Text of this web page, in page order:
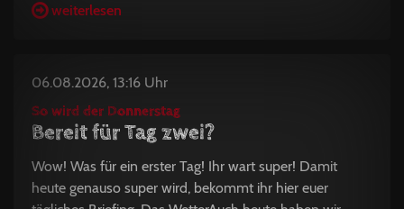
weiterlesen
06.08.2026, 13:16 Uhr
So wird der Donnerstag
Bereit für Tag zwei?
Wow! Was für ein erster Tag! Ihr wart super! Damit
heute genauso super wird, bekommt ihr hier euer